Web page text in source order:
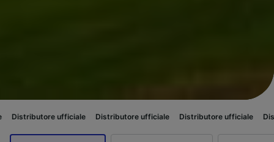
ufficiale Distributore ufficiale Distributore ufficiale Distributore